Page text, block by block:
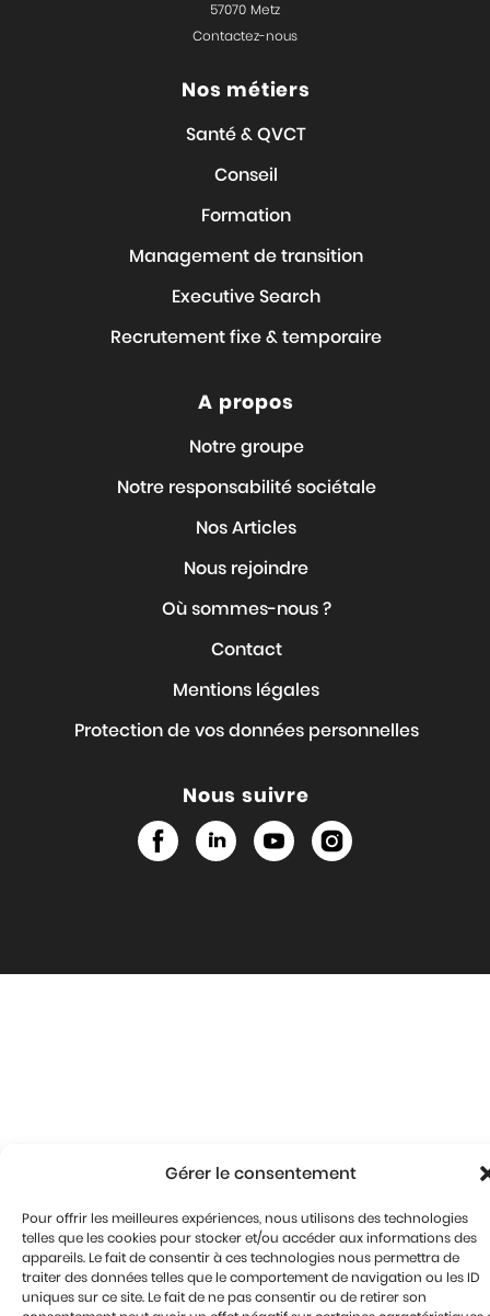
Gérer le consentement
Pour offrir les meilleures expériences, nous utilisons des technologies
telles que les cookies pour stocker et/ou accéder aux informations des
appareils. Le fait de consentir à ces technologies nous permettra de
traiter des données telles que le comportement de navigation ou les ID
uniques sur ce site. Le fait de ne pas consentir ou de retirer son
57070 Metz
Contactez-nous
Nos métiers
Santé & QVCT
Conseil
Formation
Management de transition
Executive Search
Recrutement fixe & temporaire
A propos
Notre groupe
Notre responsabilité sociétale
Nos Articles
Nous rejoindre
Où sommes-nous ?
Contact
Mentions légales
Protection de vos données personnelles
Nous suivre